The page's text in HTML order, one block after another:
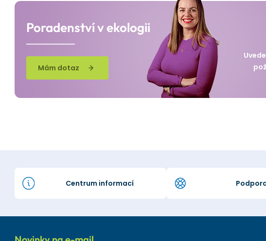
Poradenství v ekologii
Mám dotaz
Centrum informací